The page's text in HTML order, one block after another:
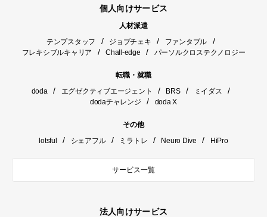
個人向けサービス
人材派遣
テンプスタッフ
/ ジョブチェキ / ファンタブル /
フレキシブルキャリア / Chall-edge / パーソルクロステクノロジー
転職・就職
doda
/ エグゼクティブエージェント / BRS / ミイダス /
dodaチャレンジ / doda X
その他
lotsful
/ シェアフル / ミラトレ / Neuro Dive / HiPro
サービス一覧
法人向けサービス